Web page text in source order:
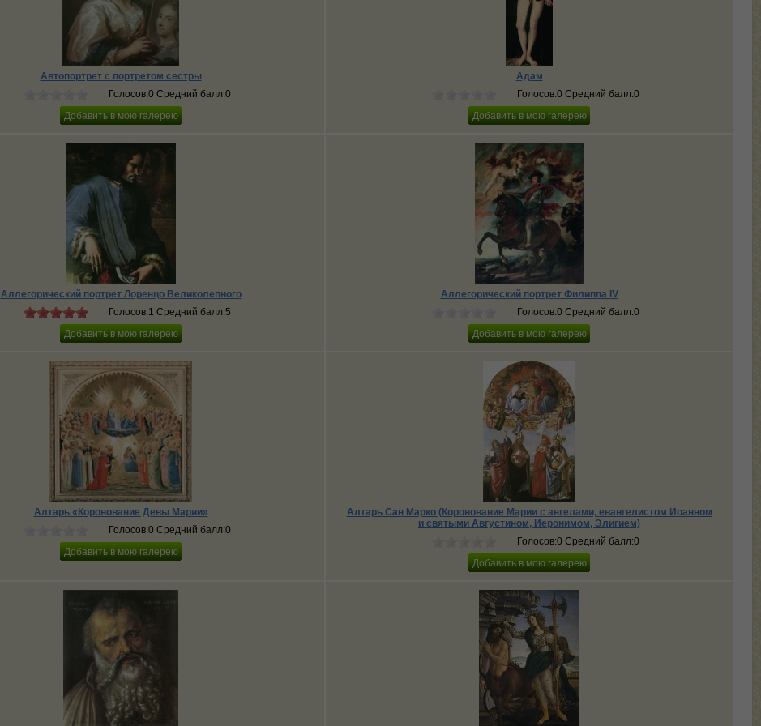
Автопортрет с портретом сестры
Голосов:0 Средний балл:0
Адам
Голосов:0 Средний балл:0
Аллегорический портрет Лоренцо Великолепного
Голосов:1 Средний балл:5
Аллегорический портрет Филиппа IV
Голосов:0 Средний балл:0
Алтарь «Коронование Девы Марии»
Голосов:0 Средний балл:0
Алтарь Сан Марко (Коронование Марии с ангелами, евангелистом Иоанном
и святыми Августином, Иеронимом, Элигием)
Голосов:0 Средний балл:0